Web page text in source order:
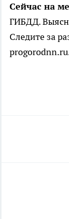
Сейчас на
ГИБДД.
Следите за